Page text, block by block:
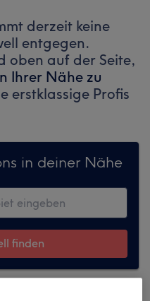
derzeit keine
entgegen.
oben auf der Seite,
Ihrer Nähe zu
erstklassige Profis
in deiner Nähe
finden